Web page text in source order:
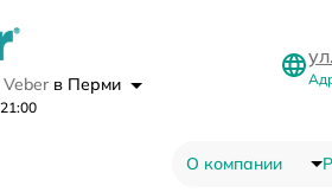
в Перми
О компании